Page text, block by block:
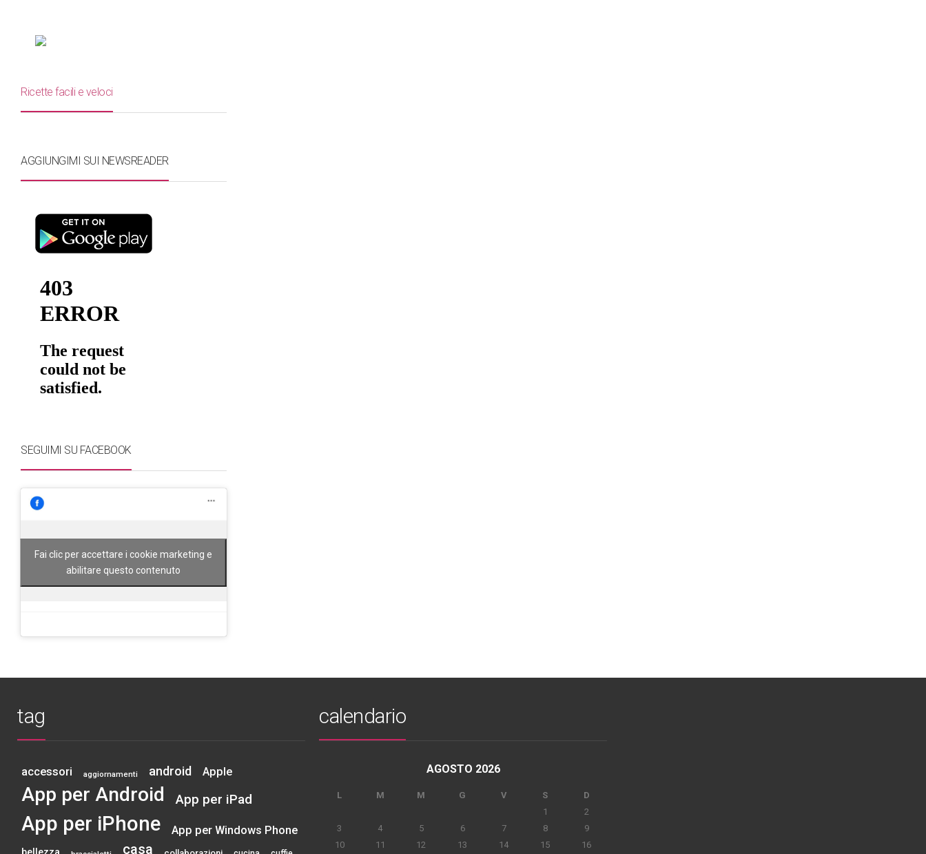
Ricette facili e veloci
AGGIUNGIMI SUI NEWSREADER
SEGUIMI SU FACEBOOK
Fai clic per accettare i cookie marketing e
abilitare questo contenuto
tag
accessori aggiornamenti android Apple
App per Android App per iPad
App per iPhone App per Windows Phone
casa
calendario
AGOSTO 2026
L M M G V S
D
1
2
3
4 5 6 7 8
9
10
11 12 13 14 15 16